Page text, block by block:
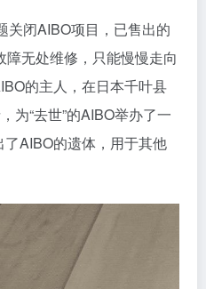
关闭AIBO项目，已售出的
障无处维修，只能慢慢走向
的主人，在日本千叶县
为“去世”的AIBO举办了一
AIBO的遗体，用于其他